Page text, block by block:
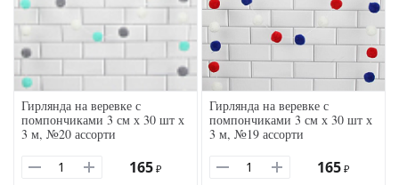
Гирлянда на веревке с
помпончиками 3 см х 30 шт х
3 м, №20 ассорти
165 ₽
Гирлянда на веревке с
помпончиками 3 см х 30 шт х
3 м, №19 ассорти
165 ₽